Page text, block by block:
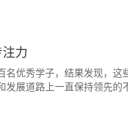
力
优秀学子，结果发现，这
发展道路上一直保持领先的